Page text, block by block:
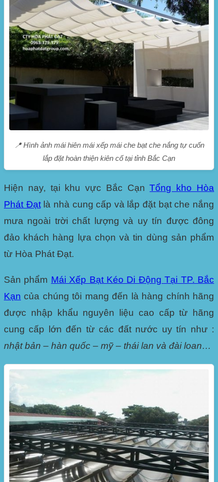
📍 Hình ảnh mái hiên mái xếp mái che bạt che nắng tự cuốn
lắp đặt hoàn thiện kiên cố tại tỉnh Bắc Cạn
Hiện nay, tại khu vực Bắc Cạn Tổng kho Hòa
Phát Đạtlà nhà cung cấp và lắp đặt bạt che nắng
mưa ngoài trời chất lượng và uy tín được đông
đảo khách hàng lựa chọn và tin dùng sản phẩm
từ Hòa Phát Đạt.
Sản phẩm Mái Xếp Bạt Kéo Di Động Tại TP. Bắc
Kạn của chúng tôi mang đến là hàng chính hãng
được nhập khẩu nguyên liệu cao cấp từ hãng
cung cấp lớn đến từ các đất nước uy tín như :
nhật bản – hàn quốc – mỹ – thái lan và đài loan…